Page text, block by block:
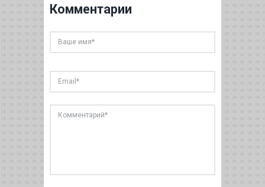
Комментарии